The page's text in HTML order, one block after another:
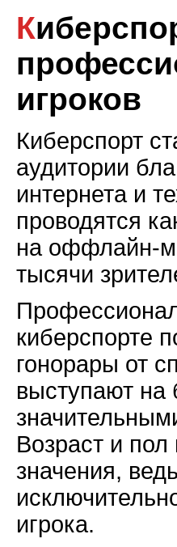
Киберспорт: шаг в мир
игроков
Киберспорт
аудитории
интернета и
проводятся
на оффлайн-
тысячи
киберспорте
гонорары от
выступают на
Возраст и
значения,
игрока.